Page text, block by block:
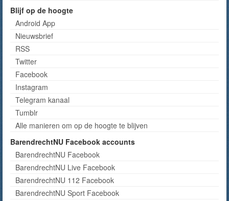
Blijf op de hoogte
Android App
Nieuwsbrief
RSS
Twitter
Facebook
Instagram
Telegram kanaal
Tumblr
Alle manieren om op de hoogte te blijven
BarendrechtNU Facebook accounts
BarendrechtNU Facebook
BarendrechtNU Live Facebook
BarendrechtNU 112 Facebook
BarendrechtNU Sport Facebook